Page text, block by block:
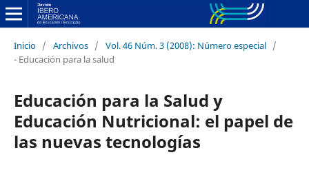
Inicio / Archivos / Vol. 46 Núm. 3 (2008): Número especial /
- Educación para la salud
Educación para la Salud y
Educación Nutricional: el papel de
las nuevas tecnologías